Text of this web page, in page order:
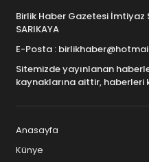
Birlik Haber Gazetesi İmtiyaz
SARIKAYA
E-Posta :
Sitemizde yayınlanan
kaynaklarına aittir, haberleri
Anasayfa
Künye